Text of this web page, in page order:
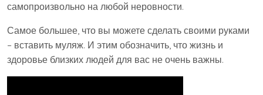
самопроизвольно на любой неровности.
Самое большее, что вы можете сделать своими руками
– вставить муляж. И этим обозначить, что жизнь и
здоровье близких людей для вас не очень важны.